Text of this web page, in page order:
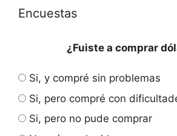
Encuestas
¿Fuiste a comprar
Si, y compré sin problemas
Si, pero compré con
Si, pero no pude comprar